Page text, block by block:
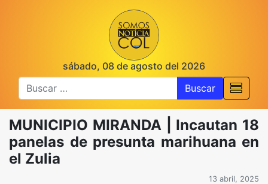
sábado, 08 de agosto del 2026
Buscar
MUNICIPIO MIRANDA | Incautan 18
panelas de presunta marihuana en
el Zulia
13 abril, 2025